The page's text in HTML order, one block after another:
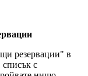
резервации" в
с